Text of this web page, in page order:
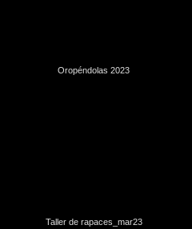
Oropéndolas 2023
Taller de rapaces_mar23